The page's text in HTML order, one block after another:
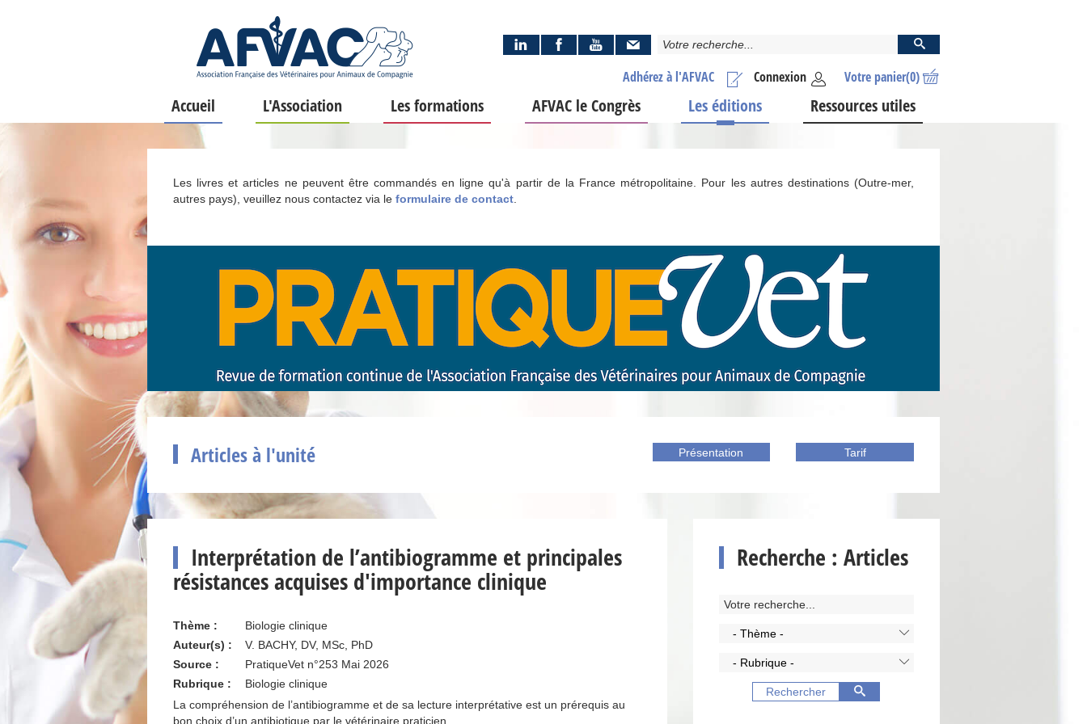
Votre panier(0)
Connexion
Adhérez à l'AFVAC
Accueil L'Association Les formations AFVAC le Congrès Les éditions Ressources utiles
Les livres et articles ne peuvent être commandés en ligne qu'à partir de la France métropolitaine. Pour les autres destinations (Outre-mer,
autres pays), veuillez nous contactez via le formulaire de contact
Articles à l'unité Présentation Tarif
Interprétation de l’antibiogramme et principales
résistances acquises d'importance clinique
Thème :
Biologie clinique
Auteur(s) :
V. BACHY, DV, MSc, PhD
Source :
PratiqueVet n°253 Mai 2026
Rubrique :
Biologie clinique
La compréhension de l’antibiogramme et de sa lecture interprétative est un prérequis au
bon choix d’un antibiotique par le vétérinaire praticien.
Recherche : Articles
- Thème -
- Rubrique -
Rechercher